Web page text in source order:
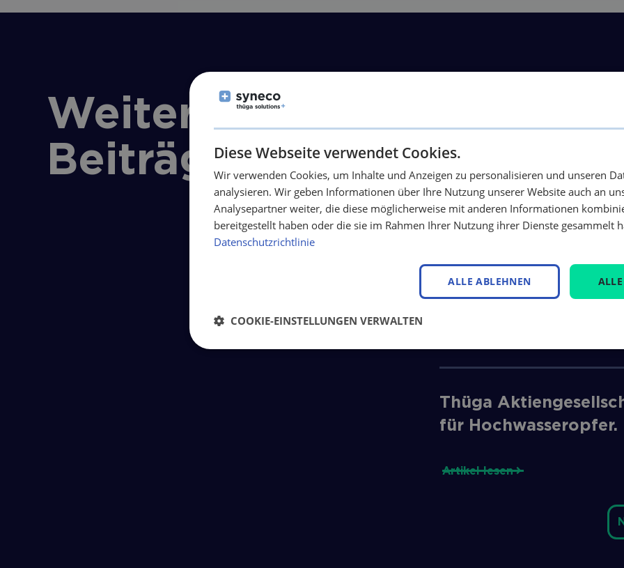
Weitere
Beiträge
Wir machen
der E-world 2026 in
Artikel lesen
Stadtwerke
Thüga
für Hochwasseropfer.
Artikel lesen
Diese Webseite verwendet Cookies.
Wir verwenden Cookies, um Inhalte und Anzeigen zu personalisieren und unseren
analysieren. Wir geben Informationen über Ihre Nutzung unserer Website auch an
Analysepartner weiter, die diese möglicherweise mit anderen Informationen
bereitgestellt haben oder die sie im Rahmen Ihrer Nutzung ihrer Dienste gesammelt
Datenschutzrichtlinie
ALLE ABLEHNEN
COOKIE-EINSTELLUNGEN VERWALTEN